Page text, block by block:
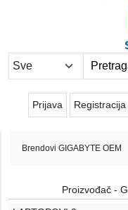
Prijava Registracija
Brendovi GIGABYTE OEM
Proizvođač -